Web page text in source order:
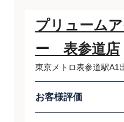
プリューム
ー 表参道店
東京メトロ表参道駅A1
お客様評価